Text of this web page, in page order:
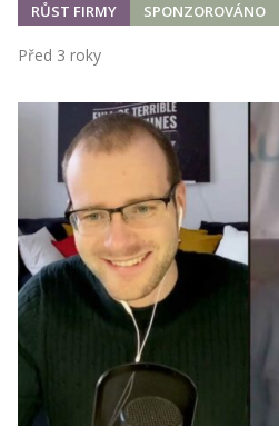
RŮST FIRMY SPONZOROVÁNO
Před 3 roky